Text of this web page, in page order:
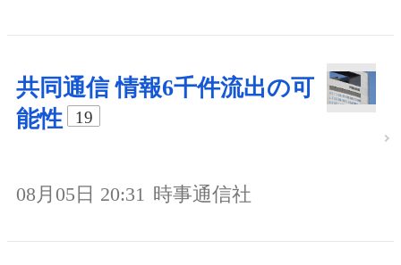
共同通信 情報6千件流出の可
能性
19
08月05日 20:31 時事通信社